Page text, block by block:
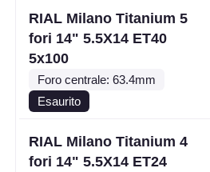
RIAL Milano Titanium 5
fori 14" 5.5X14 ET40
5x100
Foro centrale: 63.4mm
Esaurito
RIAL Milano Titanium 4
fori 14" 5.5X14 ET24